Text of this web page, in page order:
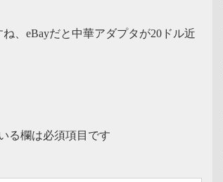
、eBayだと中華アダプタが20ドル近
る欄は必須項目です